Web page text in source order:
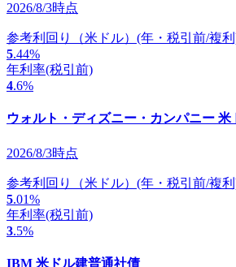
2026/8/3時点
参考利回り（米ドル） (年・税引前/複
5.44%
年利率(税引前)
4.6%
ウォルト・ディズニー・カンパニー 米
2026/8/3時点
参考利回り（米ドル） (年・税引前/複
5.01%
年利率(税引前)
3.5%
IBM 米ドル建普通社債